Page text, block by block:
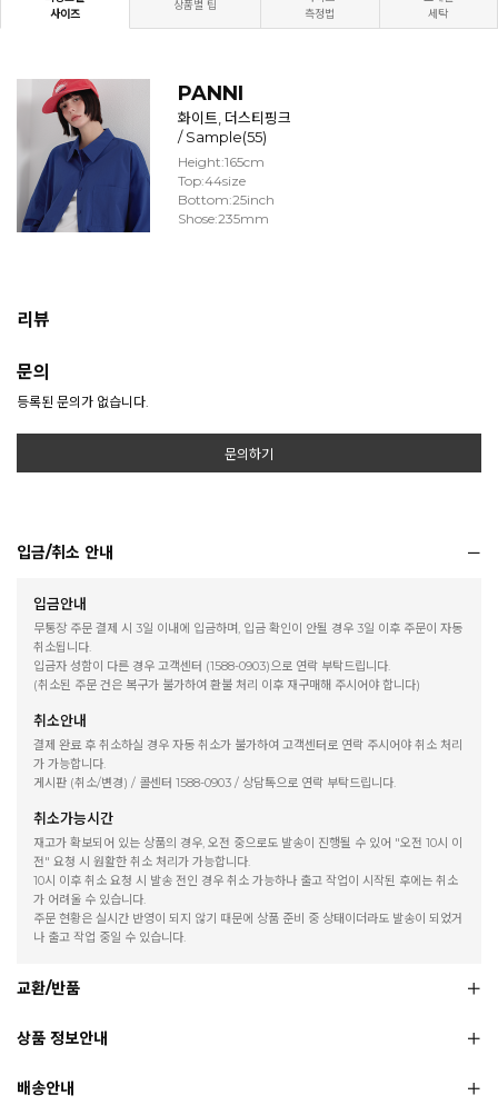
사이즈
상품별 팁
측정법
세탁
PANNI
화이트, 더스티핑크
/ Sample(55)
Height:165cm
Top:44size
Bottom:25inch
Shose:235mm
리뷰
문의
등록된 문의가 없습니다.
문의하기
입금/취소 안내
입금안내
무통장 주문 결제 시 3일 이내에 입금하며, 입금 확인이 안될 경우 3일 이후 주문이 자동
취소됩니다.
입금자 성함이 다른 경우 고객센터 (1588-0903)으로 연락 부탁드립니다.
(취소된 주문 건은 복구가 불가하여 환불 처리 이후 재구매해 주시어야 합니다)
취소안내
결제 완료 후 취소하실 경우 자동 취소가 불가하여 고객센터로 연락 주시어야 취소 처리
가 가능합니다.
게시판 (취소/변경) / 콜센터 1588-0903 / 상담톡으로 연락 부탁드립니다.
취소가능시간
재고가 확보되어 있는 상품의 경우, 오전 중으로도 발송이 진행될 수 있어 "오전 10시 이
전" 요청 시 원활한 취소 처리가 가능합니다.
10시 이후 취소 요청 시 발송 전인 경우 취소 가능하나 출고 작업이 시작된 후에는 취소
가 어려울 수 있습니다.
주문 현황은 실시간 반영이 되지 않기 때문에 상품 준비 중 상태이더라도 발송이 되었거
나 출고 작업 중일 수 있습니다.
교환/반품
상품 정보안내
배송안내